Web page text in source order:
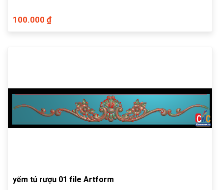
100.000 ₫
yếm tủ rượu 01 file Artform